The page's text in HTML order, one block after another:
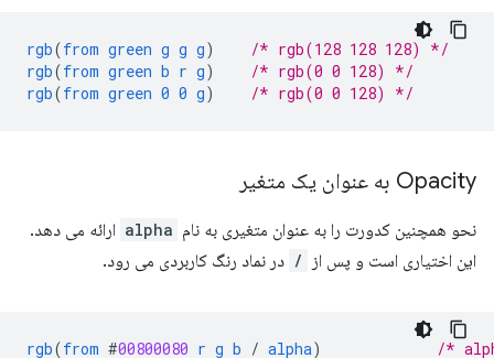
rgb(from green g g g)
/* rgb(128 128 128) */
rgb(from green b r g)
/* rgb(0 0 128) */
rgb(from green 0 0 g) /* rgb(0 0 128) */
Opacity به عنوان یک متغیر
نحو همچنین کدورت را به عنوان متغیری به نام alpha ارائه می دهد.
این اختیاری است و پس از
/ در نماد رنگ کاربردی می رود.
rgb(from #00800080 r g b / alpha)
/*